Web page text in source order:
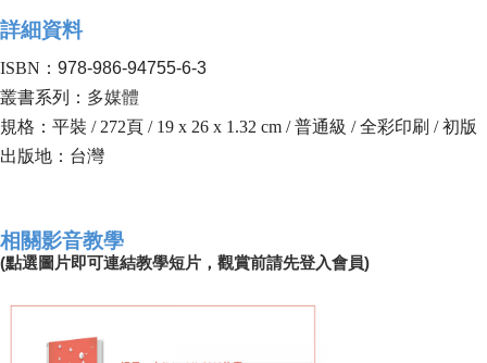
詳細資料
ISBN： 978-986-94755-6-3
叢書系列： 多媒體
規格：平裝 / 272頁 / 19 x 26 x 1.32 cm / 普通級 / 全彩印刷 / 初版
出版地：台灣
相關影音教學
(點選圖片即可連結教學短片，觀賞前請先登入會員)